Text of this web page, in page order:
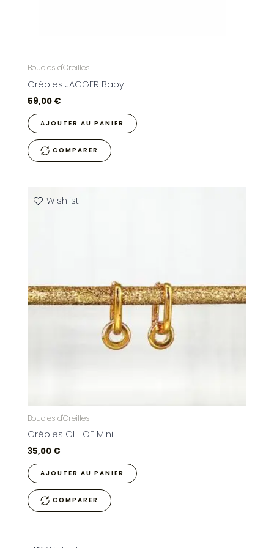
Boucles d'Oreilles
Créoles JAGGER Baby
59,00 €
AJOUTER AU PANIER
COMPARER
Wishlist
Boucles d'Oreilles
Créoles CHLOE Mini
35,00 €
AJOUTER AU PANIER
COMPARER